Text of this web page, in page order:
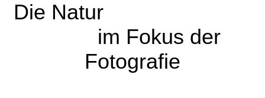
Die Natur
im Fokus der
Fotografie